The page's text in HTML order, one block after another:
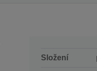
Složení